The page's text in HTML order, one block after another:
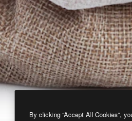
By clicking “Accept All Cookies”,